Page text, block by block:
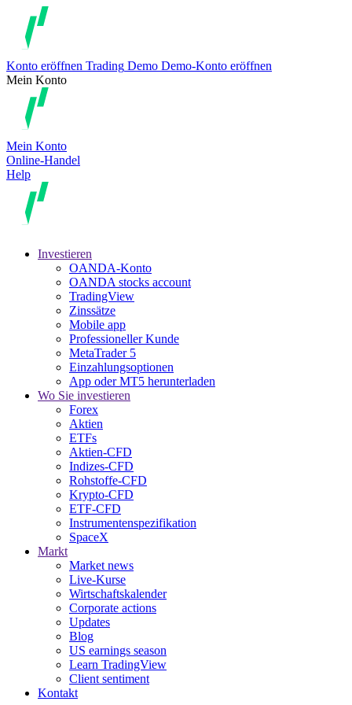
Konto eröffnen Trading Demo Demo-Konto eröffnen
Mein Konto
Mein Konto
Online-Handel
Help
Investieren
OANDA-Konto
OANDA stocks account
TradingView
Zinssätze
Mobile app
Professioneller Kunde
MetaTrader 5
Einzahlungsoptionen
App oder MT5 herunterladen
Wo Sie investieren
Forex
Aktien
ETFs
Aktien-CFD
Indizes-CFD
Rohstoffe-CFD
Krypto-CFD
ETF-CFD
Instrumentenspezifikation
SpaceX
Markt
Market news
Live-Kurse
Wirtschaftskalender
Corporate actions
Updates
Blog
US earnings season
Learn TradingView
Client sentiment
Kontakt